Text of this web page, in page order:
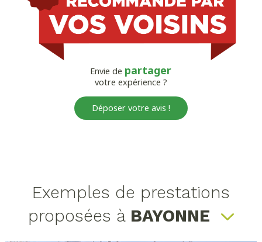
Envie de partager
votre expérience ?
Déposer votre avis !
Exemples de prestations
proposées à BAYONNE